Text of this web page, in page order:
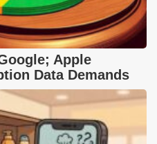
Apple
Data Demands